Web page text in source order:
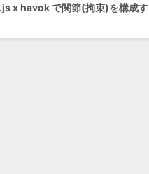
x havok で関節(拘束)を構成す